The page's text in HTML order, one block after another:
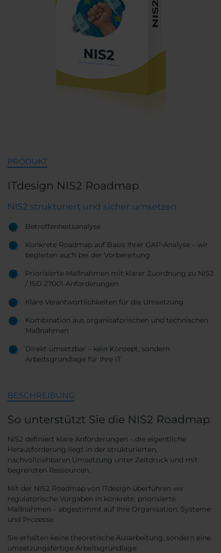
PRODUKT
ITdesign NIS2 Roadmap
NIS2 strukturiert und sicher umsetzen
Betroffenheitsanalyse
Konkrete Roadmap auf Basis Ihrer GAP-Analyse – wir
begleiten auch bei der Vorbereitung
Priorisierte Maßnahmen mit klarer Zuordnung zu NIS2
/ ISO 27001-Anforderungen
Klare Verantwortlichkeiten für die Umsetzung
Kombination aus organisatorischen und technischen
Maßnahmen
Direkt umsetzbar – kein Konzept, sondern
Arbeitsgrundlage für Ihre IT
BESCHREIBUNG
So unterstützt Sie die NIS2 Roadmap
NIS2 definiert klare Anforderungen – die eigentliche
Herausforderung liegt in der strukturierten,
nachvollziehbaren Umsetzung unter Zeitdruck und mit
begrenzten Ressourcen.
Mit der NIS2 Roadmap von ITdesign überführen wir
regulatorische Vorgaben in konkrete, priorisierte
Maßnahmen – abgestimmt auf Ihre Organisation, Systeme
und Prozesse.
Sie erhalten keine theoretische Ausarbeitung, sondern eine
umsetzungsfertige Arbeitsgrundlage: